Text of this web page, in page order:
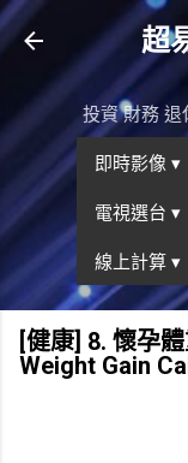
超
投資 財務 退
即時影像 ▾
電視選台 ▾
線上計算 ▾
[健康] 8. 懷孕
Weight Gain